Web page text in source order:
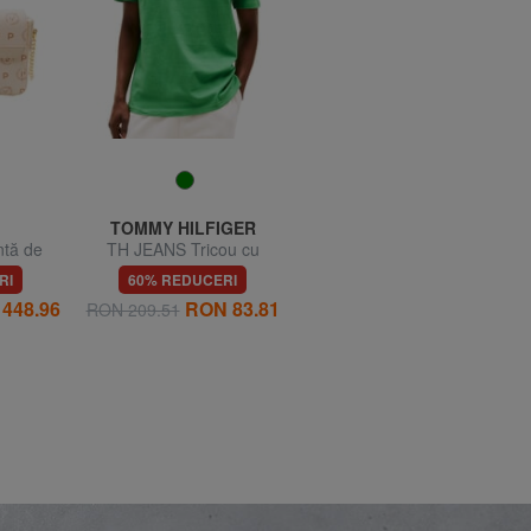
de
TOMMY HILFIGER
TH JEANS Tricou cu
mânecă scurtă și broderie
cu logo
60% REDUCERI
RON 209.51 RON 83.81